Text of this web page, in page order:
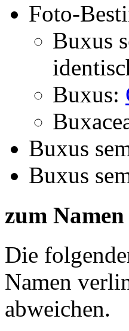
Foto-
Buxus
Buxus:
Buxus
Buxus
zum Namen
Die
Namen
abweichen.